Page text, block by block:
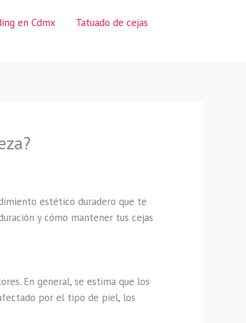
en Cdmx
Tatuado de cejas
estético duradero que te
y cómo mantener tus cejas
En general, se estima que los
por el tipo de piel, los